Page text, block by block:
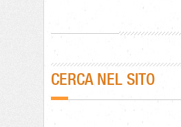
CERCA NEL SITO